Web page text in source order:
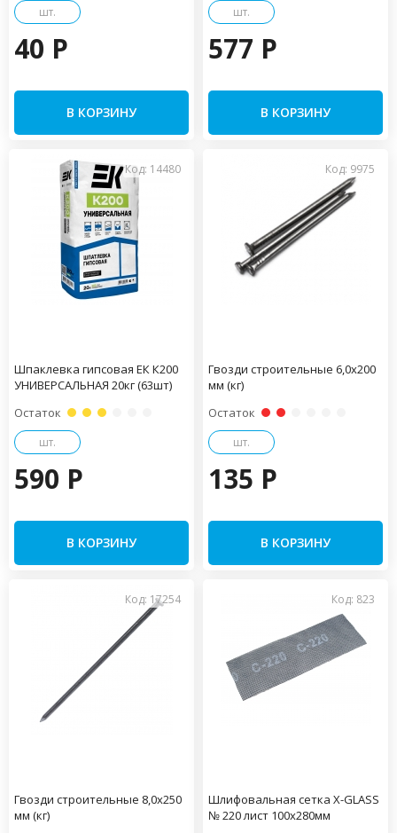
шт.
40 P
В КОРЗИНУ
шт.
577 P
В КОРЗИНУ
Код: 14480
Шпаклевка гипсовая ЕК К200
УНИВЕРСАЛЬНАЯ 20кг (63шт)
Остаток
шт.
590 P
В КОРЗИНУ
Код: 9975
Гвозди строительные 6,0х200
мм (кг)
Остаток
шт.
135 P
В КОРЗИНУ
Код: 17254
Гвозди строительные 8,0х250
мм (кг)
Код: 823
Шлифовальная сетка X-GLASS
№ 220 лист 100х280мм